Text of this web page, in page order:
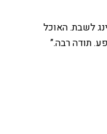
לשבת. האוכל
תודה רבה.”